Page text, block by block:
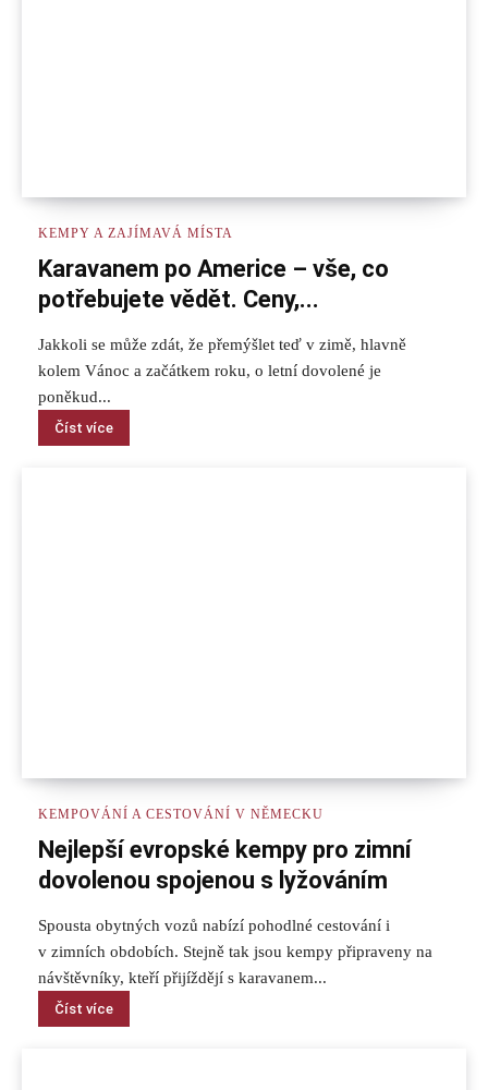
KEMPY A ZAJÍMAVÁ MÍSTA
Karavanem po Americe – vše, co
potřebujete vědět. Ceny,...
Jakkoli se může zdát, že přemýšlet teď v zimě, hlavně
kolem Vánoc a začátkem roku, o letní dovolené je
poněkud...
Číst více
KEMPOVÁNÍ A CESTOVÁNÍ V NĚMECKU
Nejlepší evropské kempy pro zimní
dovolenou spojenou s lyžováním
Spousta obytných vozů nabízí pohodlné cestování i
v zimních obdobích. Stejně tak jsou kempy připraveny na
návštěvníky, kteří přijíždějí s karavanem...
Číst více